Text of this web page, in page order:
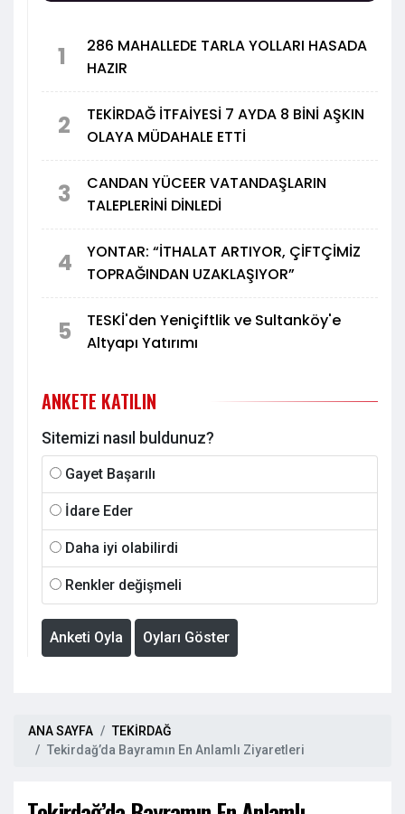
1
286 MAHALLEDE TARLA YOLLARI HASADA
HAZIR
2
TEKİRDAĞ İTFAİYESİ 7 AYDA 8 BİNİ AŞKIN
OLAYA MÜDAHALE ETTİ
3
CANDAN YÜCEER VATANDAŞLARIN
TALEPLERİNİ DİNLEDİ
4
YONTAR: “İTHALAT ARTIYOR, ÇİFTÇİMİZ
TOPRAĞINDAN UZAKLAŞIYOR”
5
TESKİ'den Yeniçiftlik ve Sultanköy'e
Altyapı Yatırımı
ANKETE KATILIN
Sitemizi nasıl buldunuz?
Gayet Başarılı
İdare Eder
Daha iyi olabilirdi
Renkler değişmeli
Anketi Oyla Oyları Göster
ANA SAYFA
TEKİRDAĞ
Tekirdağ’da Bayramın En Anlamlı Ziyaretleri